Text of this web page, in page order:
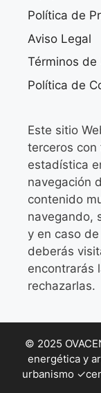
Política de
Aviso Legal
Términos de
Política de
Este sitio
terceros
estadística
navegación
contenido
navegando,
y en caso
deberás
encontrarás
rechazarlas.
© 2025
energética y
urbanismo